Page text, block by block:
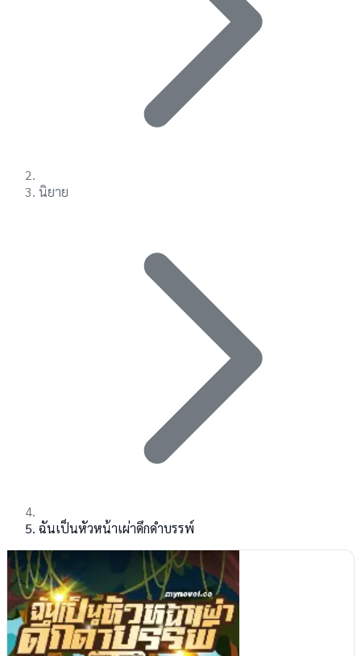
นิยาย
ฉันเป็นหัวหน้าเผ่าดึกดำบรรพ์